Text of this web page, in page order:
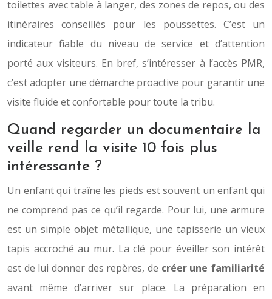
toilettes avec table à langer, des zones de repos, ou des
itinéraires conseillés pour les poussettes. C’est un
indicateur fiable du niveau de service et d’attention
porté aux visiteurs. En bref, s’intéresser à l’accès PMR,
c’est adopter une démarche proactive pour garantir une
visite fluide et confortable pour toute la tribu.
Quand regarder un documentaire la
veille rend la visite 10 fois plus
intéressante ?
Un enfant qui traîne les pieds est souvent un enfant qui
ne comprend pas ce qu’il regarde. Pour lui, une armure
est un simple objet métallique, une tapisserie un vieux
tapis accroché au mur. La clé pour éveiller son intérêt
est de lui donner des repères, de créer une familiarité
avant même d’arriver sur place. La préparation en